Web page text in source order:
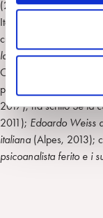
n
s
n
s
o
(2009-2016). Autrice e
Italia e all’estero su
curato
la Speranza? Una
C.M.P., 2016) e con altri
pubblicato con altri
2017); ha scrittoSe la
2011); Edoardo Weiss
italiana (Alpes, 2013);
psicoanalista ferito e i